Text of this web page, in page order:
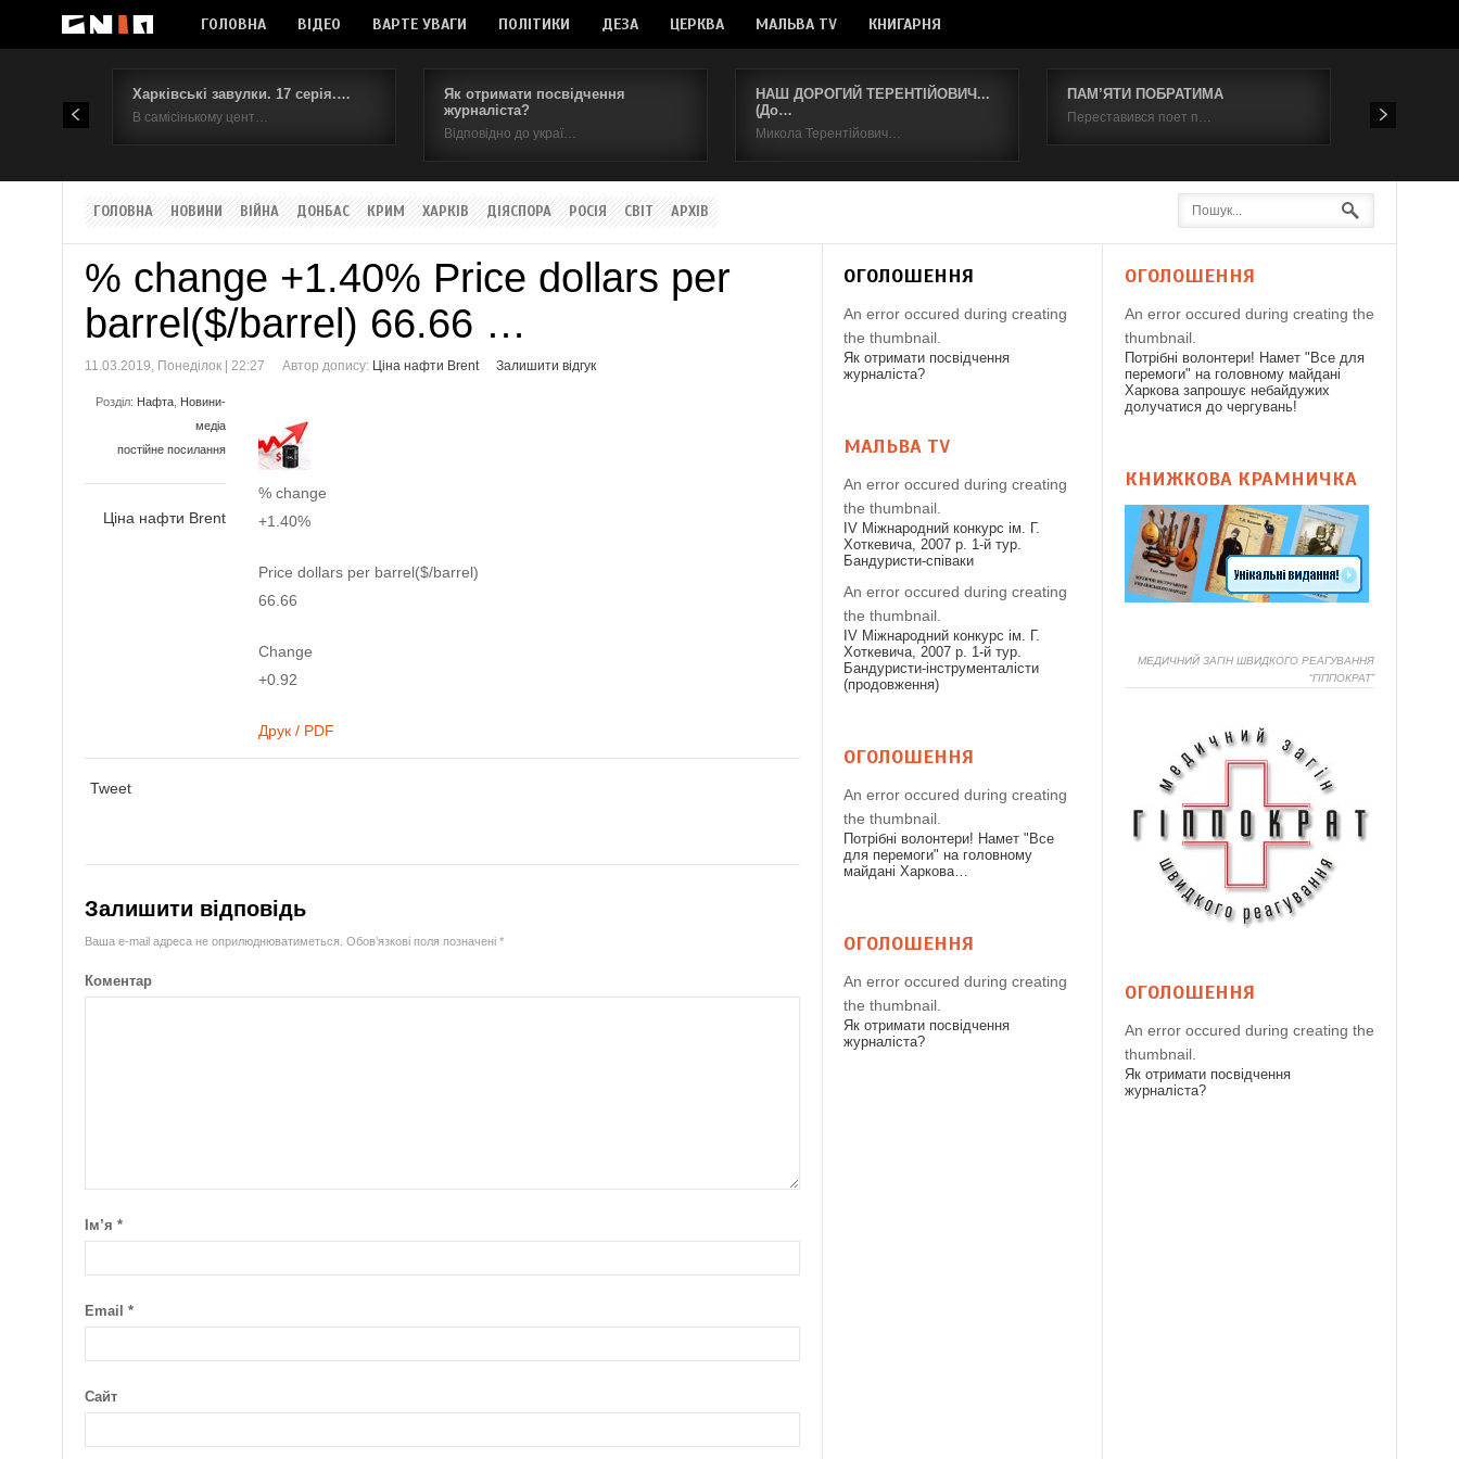
ГОЛОВНА ВІДЕО ВАРТЕ УВАГИ ПОЛІТИКИ ДЕЗА ЦЕРКВА МАЛЬВА TV КНИГАРНЯ
Харківські завулки. 17 серія.…
В самісінькому цент…
Як отримати посвідчення
журналіста?
Відповідно до украї…
НАШ ДОРОГИЙ ТЕРЕНТІЙОВИЧ...
(До…
Микола Терентійович…
ПАМ’ЯТИ ПОБРАТИМА
Переставився поет п… 19 червня
ГОЛОВНА НОВИНИ ВІЙНА ДОНБАС КРИМ ХАРКІВ ДІЯСПОРА РОСІЯ СВІТ АРХІВ
% change +1.40% Price dollars per
barrel($/barrel) 66.66 …
11.03.2019, Понеділок | 22:27 Автор допису: Ціна нафти Brent Залишити відгук
Розділ: Нафта Новини-
медіа
постійне посилання
Ціна нафти Brent
% change
+1.40%
Price dollars per barrel($/barrel)
66.66
Change
+0.92
Друк / PDF
Tweet
Залишити відповідь
Ваша e-mail адреса не оприлюднюватиметься. Обов’язкові поля позначені *
Коментар
Ім’я *
Email *
Сайт
ОГОЛОШЕННЯ
An error occured during creating
the thumbnail.
Як отримати посвідчення
журналіста?
МАЛЬВА TV
An error occured during creating
the thumbnail.
IV Міжнародний конкурс ім. Г.
Хоткевича, 2007 р. 1-й тур.
Бандуристи-співаки
An error occured during creating
the thumbnail.
IV Міжнародний конкурс ім. Г.
Хоткевича, 2007 р. 1-й тур.
Бандуристи-інструменталісти
(продовження)
ОГОЛОШЕННЯ
An error occured during creating
the thumbnail.
Потрібні волонтери! Намет "Все
для перемоги" на головному
майдані Харкова…
ОГОЛОШЕННЯ
An error occured during creating
the thumbnail.
Як отримати посвідчення
журналіста?
ОГОЛОШЕННЯ
An error occured during creating the
thumbnail.
Потрібні волонтери! Намет "Все для
перемоги" на головному майдані
Харкова запрошує небайдужих
долучатися до чергувань!
КНИЖКОВА КРАМНИЧКА
МЕДИЧНИЙ ЗАГІН ШВИДКОГО РЕАГУВАННЯ
“ГІППОКРАТ”
ОГОЛОШЕННЯ
An error occured during creating the
thumbnail.
Як отримати посвідчення
журналіста?